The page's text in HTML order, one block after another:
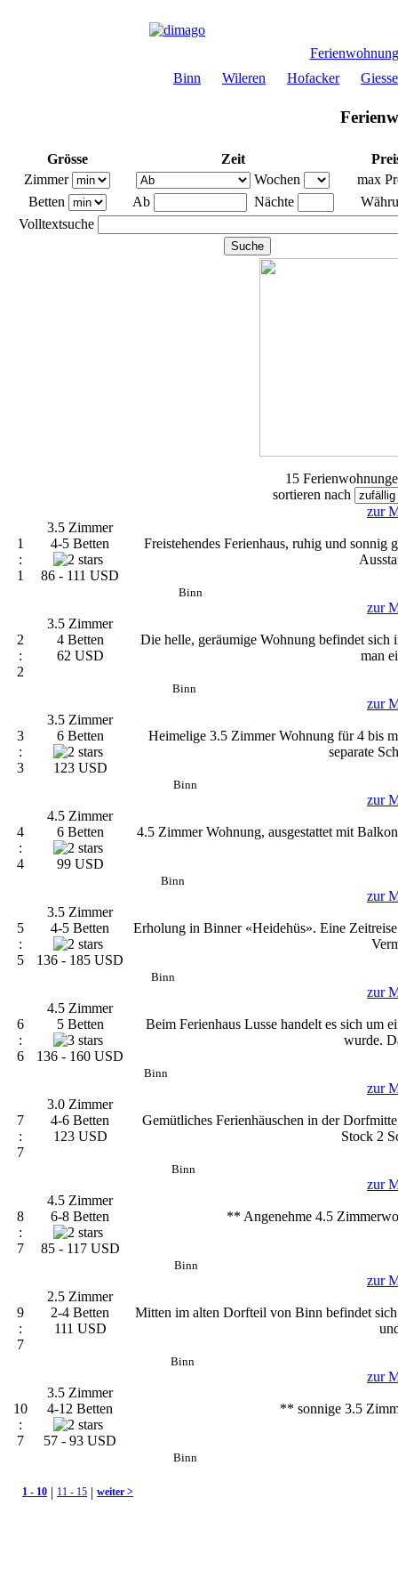
Binn
Wileren Hofacker
Grösse Zeit
Zimmer
Wochen
max
Betten
Ab Nächte
Volltextsuche
15
sortieren nach
zur
1
:
1
3.5 Zimmer
4-5 Betten
86 - 111 USD
Freistehendes Ferienhaus, ruhig und sonnig
Binn
zur
2
:
2
3.5 Zimmer
4 Betten
62 USD
Die helle, geräumige Wohnung befindet sich
man
Binn
zur
3
:
3
3.5 Zimmer
6 Betten
123 USD
Heimelige 3.5 Zimmer Wohnung für 4 bis
separate
Binn
zur
4
:
4
4.5 Zimmer
6 Betten
99 USD
4.5 Zimmer Wohnung, ausgestattet mit
Binn
zur
5
:
5
3.5 Zimmer
4-5 Betten
136 - 185 USD
Erholung in Binner «Heidehüs». Eine
Binn
zur
6
:
6
4.5 Zimmer
5 Betten
136 - 160 USD
Beim Ferienhaus Lusse handelt es sich um
wurde.
Binn
zur
7
:
7
3.0 Zimmer
4-6 Betten
123 USD
Gemütliches Ferienhäuschen in der
Stock 2
Binn
zur
8
:
7
4.5 Zimmer
6-8 Betten
85 - 117 USD
** Angenehme 4.5
Binn
zur
9
:
7
2.5 Zimmer
2-4 Betten
111 USD
Mitten im alten Dorfteil von Binn befindet
Binn
zur
10
:
7
3.5 Zimmer
4-12 Betten
57 - 93 USD
** sonnige 3.5
Binn
1 - 10 | 11 - 15 | weiter >